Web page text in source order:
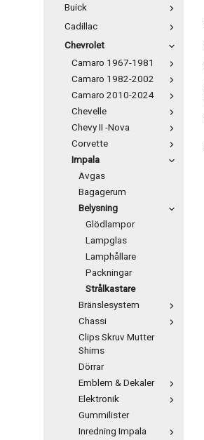
Buick
Cadillac
Chevrolet
Camaro 1967-1981
Camaro 1982-2002
Camaro 2010-2024
Chevelle
Chevy II -Nova
Corvette
Impala
Avgas
Bagagerum
Belysning
Glödlampor
Lampglas
Lamphållare
Packningar
Strålkastare
Bränslesystem
Chassi
Clips Skruv Mutter
Shims
Dörrar
Emblem & Dekaler
Elektronik
Gummilister
Inredning Impala